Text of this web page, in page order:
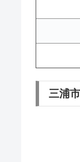
三浦